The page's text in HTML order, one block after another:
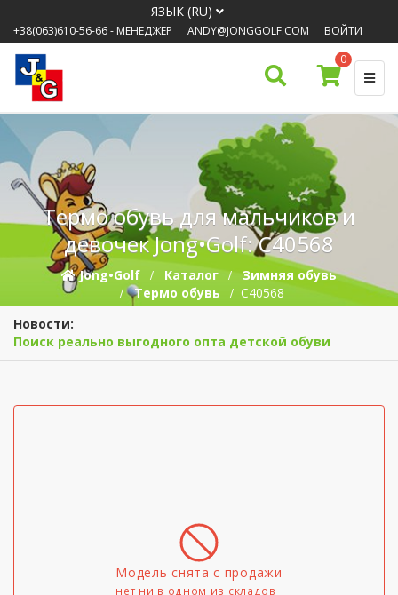
ЯЗЫК (RU)
+38(063)610-56-66- МЕНЕДЖЕР ANDY@JONGGOLF.COM
ВОЙТИ
0
Термо обувь для мальчиков и
девочек Jong•Golf: C40568
Jong•Golf Каталог
Зимняя обувь
Термо обувь
C40568
Новости:
Поиск реально выгодного опта детской обуви
Модель снята с продажи
нет ни в одном из складов